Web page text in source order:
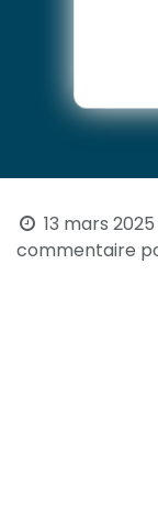
13 mars 2025
commentaire